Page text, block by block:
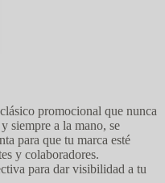
promocional que nunca
siempre a la mano, se
para que tu marca esté
y colaboradores.
para dar visibilidad a tu